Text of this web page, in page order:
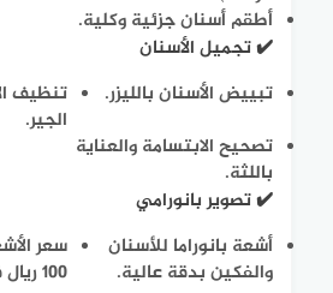
أطقم أسنان جزئية وكلية.
✔️ تجميل الأسنان
تبييض الأسنان بالليزر.
تنظيف
الجير.
تصحيح الابتسامة والعناية
باللثة.
✔️ تصوير بانورامي
أشعة بانوراما للأسنان
والفكين بدقة عالية.
سعر
100 ريال فقط.